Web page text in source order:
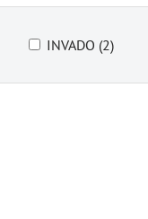
INVADO (2)